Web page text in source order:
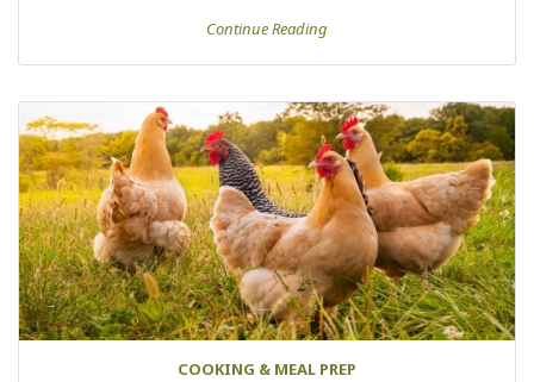
Continue Reading
COOKING & MEAL PREP